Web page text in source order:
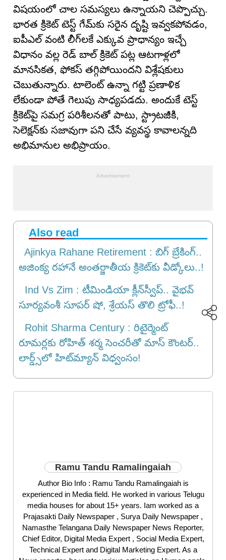
విషయంలో చాల సమస్యలు ఉన్నాయని చెప్పొచ్చు.
భారత క్రికెట్ టెస్ట్ గేమ్‌కు సరైన దృష్టి ఇవ్వకపోవడం,
ఐపీఎల్ వంటి లీగ్‌లకే ఎక్కువ ప్రాధాన్యం ఇచ్చే
విధానం వల్ల రెడ్ బాల్ క్రికెట్ పట్ల ఆటగాళ్లలో
మానసికత, ఫోకస్ తగ్గిపోయిందని విశ్లేషకులు
చెబుతున్నారు. టాలెంట్ ఉన్నా గట్టి ప్రణాళిక
లేకుండా పోతే గెలుపు సాధ్యపడదు. అందుకే టెస్ట్
క్రికెట్‌పై సమగ్ర పరిశీలనతో పాటు, స్ట్రాటజీకి,
సెలెక్షన్‌కు సజావుగా పని చేసే వ్యవస్థ కావాలన్నది
అభిమానుల అభిప్రాయం.
Also read
Ajinkya Rahane Retirement : బిగ్ బ్రేకింగ్‌..
అజింక్య రహానే అంతర్జాతీయ క్రికెట్‌కు వీడ్కోలు..!
Ind Vs Zim : టీమిండియా క్లీన్‌స్వీప్.. వైభవ్
సూర్యవంశీ సూపర్ షో, శ్రేయస్ తొలి ట్రోఫీ..!
Rohit Sharma Century : రిటైర్మెంట్
రూమర్లకు రోహిత్ శర్మ సెంచరీతో మాస్ కౌంటర్..
లార్డ్స్‌లో హిట్‌మ్యాన్ విధ్వంసం!
Ramu Tandu Ramalingaiah
Author Bio Info : Ramu Tandu Ramalingaiah is
experienced in Media field. He worked in various Telugu
media houses for about 15+ years. Iam worked as a
Prajasakti Daily Newspaper , Surya Daily Newspaper ,
Namasthe Telangana Daily Newspaper News Reporter,
Chief Editor, Digital Media Expert , Social Media Expert,
Technical Expert and Digital Marketing Expert. As a